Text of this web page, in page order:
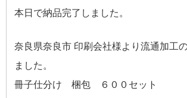
本日で納品完了しました。
奈良県奈良市 印刷会社様より流通加工
ました。
冊子仕分け 梱包 ６００セット